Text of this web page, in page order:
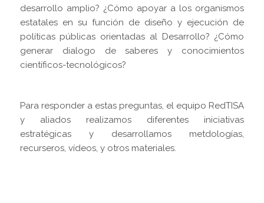
desarrollo amplio? ¿Cómo apoyar a los organismos
estatales en su función de diseño y ejecución de
políticas públicas orientadas al Desarrollo? ¿Cómo
generar dialogo de saberes y conocimientos
científicos-tecnológicos?
Para responder a estas preguntas, el equipo RedTISA
y aliados realizamos diferentes iniciativas
estratégicas y desarrollamos metdologías,
recurseros, vídeos, y otros materiales.